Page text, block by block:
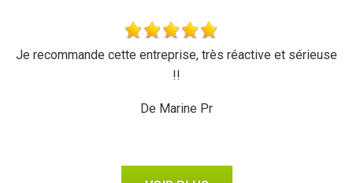
Je recommande cette entreprise, très réactive et sérieuse
!!
De Marine Pr